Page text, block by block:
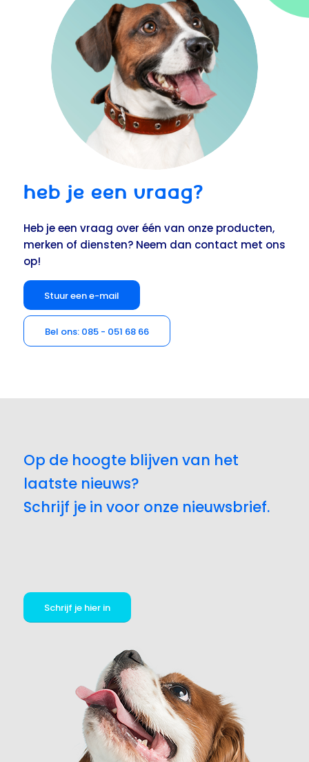
HEB JE EEN VRAAG?
Heb je een vraag over één van onze producten,
merken of diensten? Neem dan contact met ons
op!
Stuur een e-mail
Bel ons: 085 - 051 68 66
Op de hoogte blijven van het
laatste nieuws?
Schrijf je in voor onze nieuwsbrief.
Schrijf je hier in